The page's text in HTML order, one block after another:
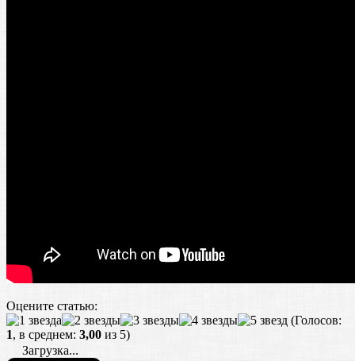
Оцените статью:
(Голосов:
1, в среднем: 3,00 из 5)
Загрузка...